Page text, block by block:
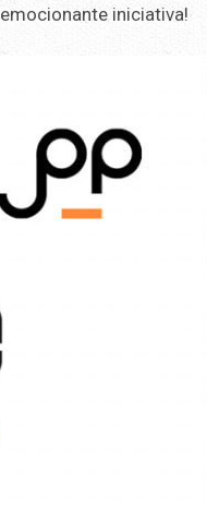
iniciativa!